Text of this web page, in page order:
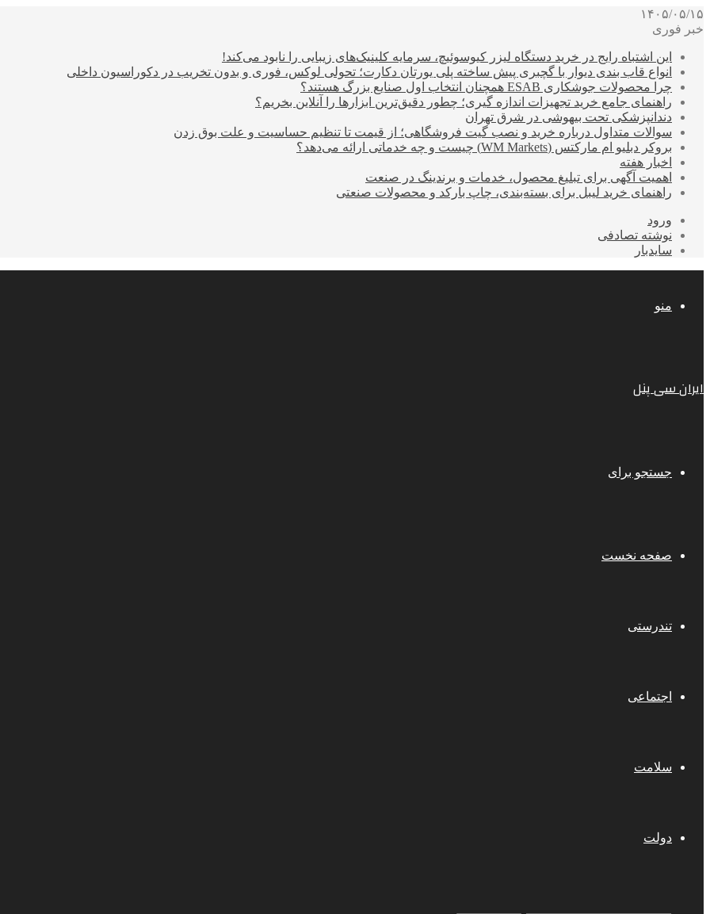
۱۴۰۵/۰۵/۱۵
خبر فوری
این اشتباه رایج در خرید دستگاه لیزر کیوسوئیچ، سرمایه کلینیک‌های زیبایی را نابود می‌کند!
انواع قاب بندی دیوار با گچبری پیش ساخته پلی یورتان دکارت؛ تحولی لوکس، فوری و بدون تخریب در دکوراسیون داخلی
چرا محصولات جوشکاری ESAB همچنان انتخاب اول صنایع بزرگ هستند؟
راهنمای جامع خرید تجهیزات اندازه گیری؛ چطور دقیق‌ترین ابزارها را آنلاین بخریم؟
دندانپزشکی تحت بیهوشی در شرق تهران
سوالات متداول درباره خرید و نصب گیت فروشگاهی؛ از قیمت تا تنظیم حساسیت و علت بوق زدن
بروکر دبلیو ام مارکتس (WM Markets) چیست و چه خدماتی ارائه می‌دهد؟
اخبار هفته
اهمیت آگهی برای تبلیغ محصول، خدمات و برندینگ در صنعت
راهنمای خرید لیبل برای بسته‌بندی، چاپ بارکد و محصولات صنعتی
ورود
نوشته تصادفی
سایدبار
منو
ایران سی پنل
جستجو برای
صفحه نخست
تندرستی
اجتماعی
سلامت
دولت